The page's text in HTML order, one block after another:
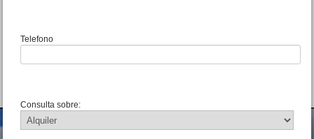
Precio :U$S 36 .500
Telefono
Consulta sobre: